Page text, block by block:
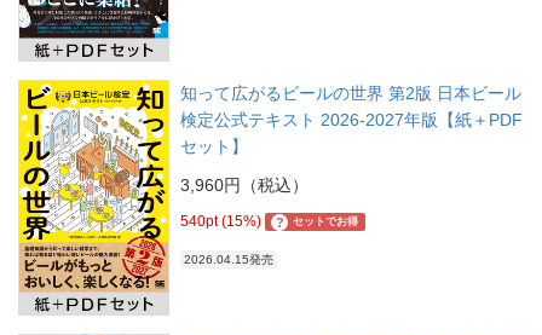
知って広がるビールの世界 第2版 日本ビール
検定公式テキスト 2026-2027年版【紙＋PDF
セット】
3,960円（税込）
540pt (15%) ? セットでお得
2026.04.15発売